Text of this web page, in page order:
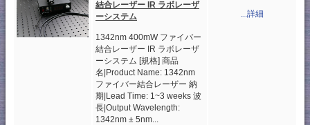
結合レーザー IR ラボレーザ
ーシステム
1342nm 400mW ファイバー
結合レーザー IR ラボレーザ
ーシステム [規格] 商品
名|Product Name: 1342nm
ファイバー結合レーザー 納
期|Lead Time: 1~3 weeks 波
長|Output Wavelength:
1342nm ± 5nm...
...詳細